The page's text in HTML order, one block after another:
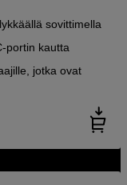
sovittimella
portin kautta
jotka ovat